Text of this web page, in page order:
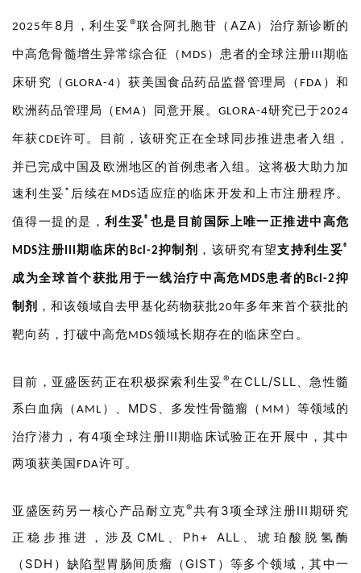
精
活
动
D
投
融
资
平
台
药
时
代
学
A
l
E
g
i
s
登录 注册
2025年8月，利生妥®联合 阿扎胞苷（ AZA）治疗新诊断的
中高危骨髓增生异常综合征（ MDS ）患者的全球注册III期临
床研究（ GLORA-4 ）获美国食品药品监督管理局（ FDA ）和
欧洲药品管理局（ EMA ）同意开展。 GLORA-4研究已于2024
年获CDE许可。 目前，该研究正在全球同步推进患者入组，
并已完成中国及欧洲地区的首例患者入组。这将极大助力加
速利生妥® 后续在 MDS适应症的临床开发和上市注册程序。
值得一提的是，利生妥® 也是目前国际上唯一正推进中高危
MDS注册III期临床的Bcl-2抑制剂 ，该研究有望支持利生妥®
成为全球首个获批用于一线治疗中高危MDS患者的Bcl-2 抑
制剂 ，和该领域自去甲基化药物获批20年多年来首个获批的
靶向药，打破中高危MDS领域长期存在的临床空白。
目前，亚盛医药正在积极探索利生妥®在 CLL/SLL、急性髓
系白血病（AML ） 、 MDS 、多发性骨髓瘤（ MM ）等领域的
治疗潜力，有4项全球注册III期临床试验正在开展中，其中
两项获美国 FDA许可。
亚盛医药另一核心产品耐立克®共有3项全球注册III期研究
正稳步推进，涉及 CML 、 Ph+ ALL 、琥珀酸脱氢酶
（ SDH ）缺陷型胃肠间质瘤（ GIST ）等多个领域 ，其中一